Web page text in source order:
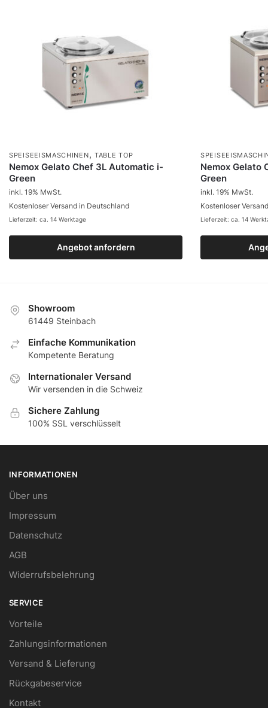
SPEISEEISMASCHINEN,TABLE TOP
Nemox Gelato Chef 3L Automatic i-
Green
Zum Produkt
Angebot anfordern
inkl. 19% MwSt.
Kostenloser Versand in Deutschland
Lieferzeit: ca. 14 Werktage
Nemox Gelato
Green
inkl. 19% MwSt.
Kostenloser
Lieferzeit: ca. 14
Showroom
61449 Steinbach
Еinfache Kommunikation
Кompetente Beratung
Internationaler Versand
Wir versenden in die Schweiz
Sichere Zahlung
100% SSL verschlüsselt
INFORMATIONEN
Über uns
Impressum
Datenschutz
AGB
Widerrufsbelehrung
SERVICE
Vorteile
Zahlungsinformationen
Versand & Lieferung
Rückgabeservice
Kontakt